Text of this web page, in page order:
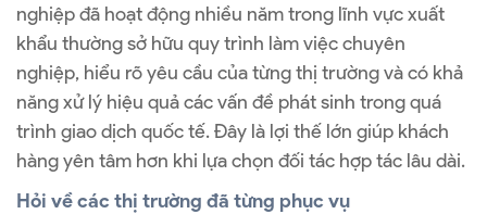
nghiệp đã hoạt động nhiều năm trong lĩnh vực xuất
khẩu thường sở hữu quy trình làm việc chuyên
nghiệp, hiểu rõ yêu cầu của từng thị trường và có khả
năng xử lý hiệu quả các vấn đề phát sinh trong quá
trình giao dịch quốc tế. Đây là lợi thế lớn giúp khách
hàng yên tâm hơn khi lựa chọn đối tác hợp tác lâu dài.
Hỏi về các thị trường đã từng phục vụ